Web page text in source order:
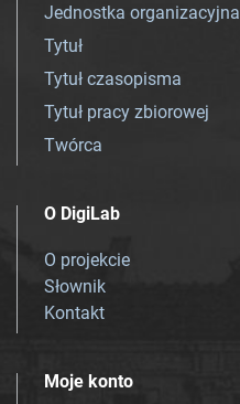
Jednostka organizacyjna
Tytuł
Tytuł czasopisma
Tytuł pracy zbiorowej
Twórca
O DigiLab
O projekcie
Słownik
Kontakt
Moje konto